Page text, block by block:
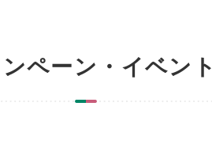
ペーン・イベント